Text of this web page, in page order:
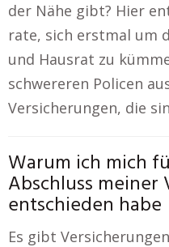
der Nähe gibt? Hier
rate, sich erstmal um
und Hausrat zu
schwereren Policen
Versicherungen, die
Warum ich mich
Abschluss meiner
entschieden habe
Es gibt